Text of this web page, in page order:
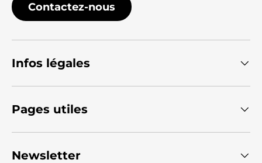
Contactez-nous
Infos légales
Pages utiles
Newsletter